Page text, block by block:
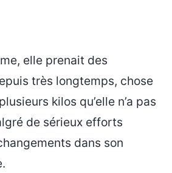
elle prenait des
très longtemps, chose
kilos qu’elle n’a pas
de sérieux efforts
dans son